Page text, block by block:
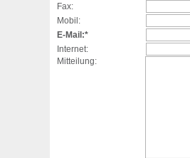
Fax:
Mobil:
E-Mail:*
Internet:
Mitteilung: